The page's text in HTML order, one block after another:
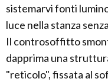
sistemarvi fonti
luce nella stanza
Il controsoffitto
dapprima una
"reticolo", fissata al